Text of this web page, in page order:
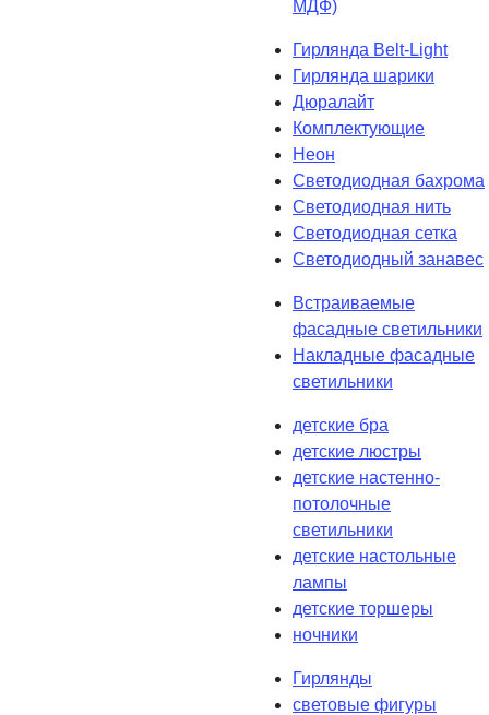
МДФ)
Гирлянда Belt-Light
Гирлянда шарики
Дюралайт
Комплектующие
Неон
Светодиодная бахрома
Светодиодная нить
Светодиодная сетка
Светодиодный занавес
Встраиваемые
фасадные светильники
Накладные фасадные
светильники
детские бра
детские люстры
детские настенно-
потолочные
светильники
детские настольные
лампы
детские торшеры
ночники
Гирлянды
световые фигуры